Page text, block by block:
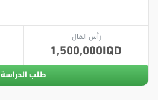
رأس المال
1,500,000
طلب الدراسة